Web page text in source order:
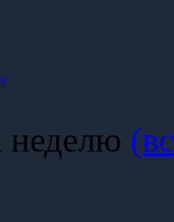
неделю